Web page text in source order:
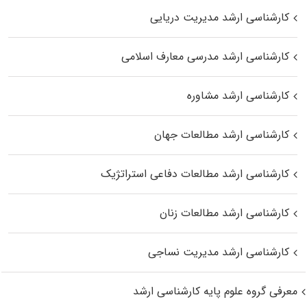
کارشناسی ارشد مدیریت دریایی
کارشناسی ارشد مدرسی معارف اسلامی
کارشناسی ارشد مشاوره
کارشناسی ارشد مطالعات جهان
کارشناسی ارشد مطالعات دفاعی استراتژیک
کارشناسی ارشد مطالعات زنان
کارشناسی ارشد مدیریت نساجی
معرفی گروه علوم پایه کارشناسی ارشد